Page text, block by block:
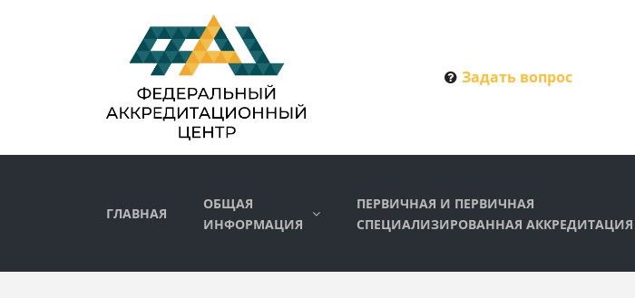
Задать вопрос
ГЛАВНАЯ
ОБЩАЯ
ИНФОРМАЦИЯ
ПЕРВИЧНАЯ И ПЕРВИЧНАЯ
СПЕЦИАЛИЗИРОВАННАЯ АККРЕДИТАЦИЯ